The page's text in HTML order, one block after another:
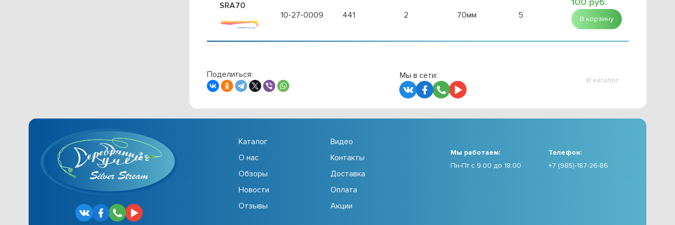
SRA70
10-27-0009
441 2 70мм 5 В корзину
Поделиться: Мы в сети: В каталог
Каталог
О нас
Обзоры
Новости
Отзывы
Видео
Контакты
Доставка
Оплата
Акции
Мы работаем:
Пн-Пт с 9:00 до 18:00
Телефон:
+7 (985)-187-26-86